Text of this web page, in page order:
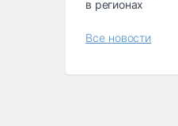
в регионах
Все новости